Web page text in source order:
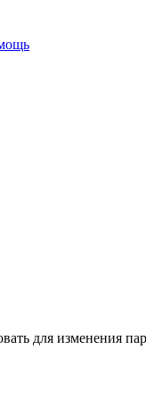
для изменения